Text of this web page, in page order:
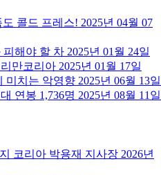
콜드 프레스! 2025년 04월 07
피해야 할 차 2025년 01월 24일
만코리아 2025년 01월 17일
미치는 악영향 2025년 06월 13일
연봉 1,736명 2025년 08월 11일
코리아 박용재 지사장 2026년